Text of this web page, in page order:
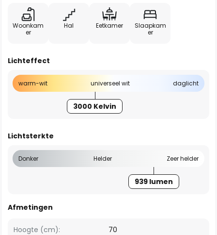
Woonkam
er
Hal Eetkamer
Slaapkam
er
Lichteffect
warm-wit universeel wit daglicht
3000 Kelvin
Lichtsterkte
Donker Helder Zeer helder
939 lumen
Afmetingen
Hoogte (cm):
70